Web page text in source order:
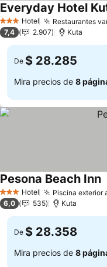
3 Estrellas
Hotel Restaurantes
Everyday Hotel
7,4 2.907 Kuta
De $ 28.285
Mira precios de 8
3 Estrellas
Hotel Piscina exterior
Pesona Beach Inn
6,0 535 Kuta
De $ 28.358
Mira precios de 8